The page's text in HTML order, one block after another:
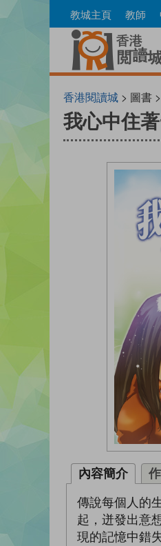
to
教城主頁 教師
香港閱讀城 > 圖書 >
我心中住
內容簡介
傳說每個人的
起，迸發出意
現的記憶中錯